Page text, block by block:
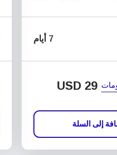
7 أيام
USD 29
إلى السلة